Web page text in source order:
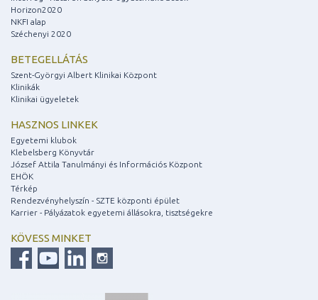
Horizon2020
NKFI alap
Széchenyi 2020
BETEGELLÁTÁS
Szent-Györgyi Albert Klinikai Központ
Klinikák
Klinikai ügyeletek
HASZNOS LINKEK
Egyetemi klubok
Klebelsberg Könyvtár
József Attila Tanulmányi és Információs Központ
EHÖK
Térkép
Rendezvényhelyszín - SZTE központi épület
Karrier - Pályázatok egyetemi állásokra, tisztségekre
KÖVESS MINKET